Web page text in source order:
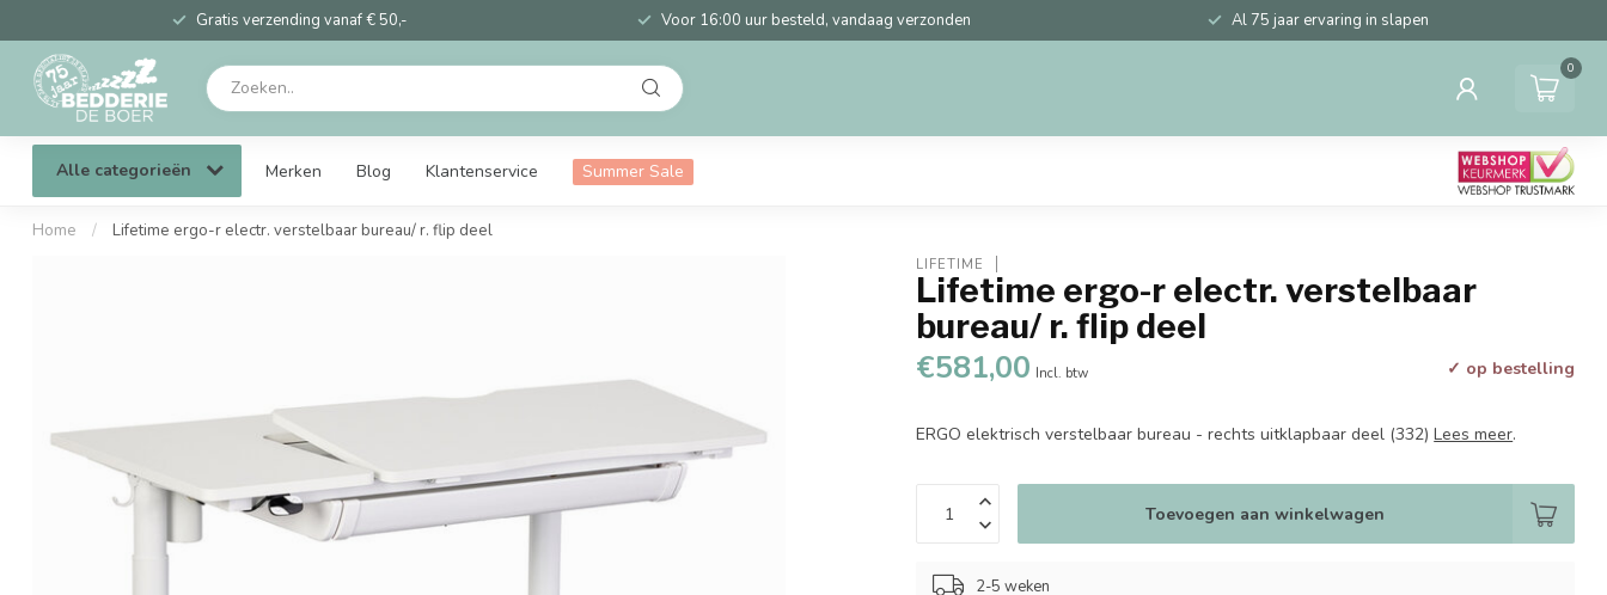
Gratis verzending vanaf € 50,- Voor 16:00 uur besteld, vandaag verzonden Al 75 jaar ervaring in slapen
0
Alle categorieën Merken Blog Klantenservice Summer Sale
Home / Lifetime ergo-r electr. verstelbaar bureau/ r. flip deel
LIFETIME
Lifetime ergo-r electr. verstelbaar
bureau/ r. flip deel
€581,00 Incl. btw ✓ op bestelling
ERGO elektrisch verstelbaar bureau - rechts uitklapbaar deel (332)Lees meer.
Toevoegen aan winkelwagen
2-5 weken